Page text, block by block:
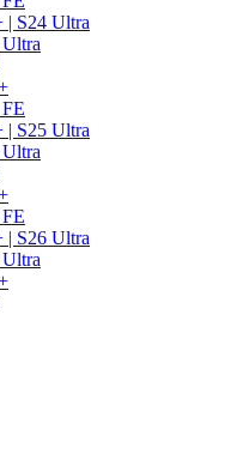
| S24 Ultra
| S25 Ultra
| S26 Ultra